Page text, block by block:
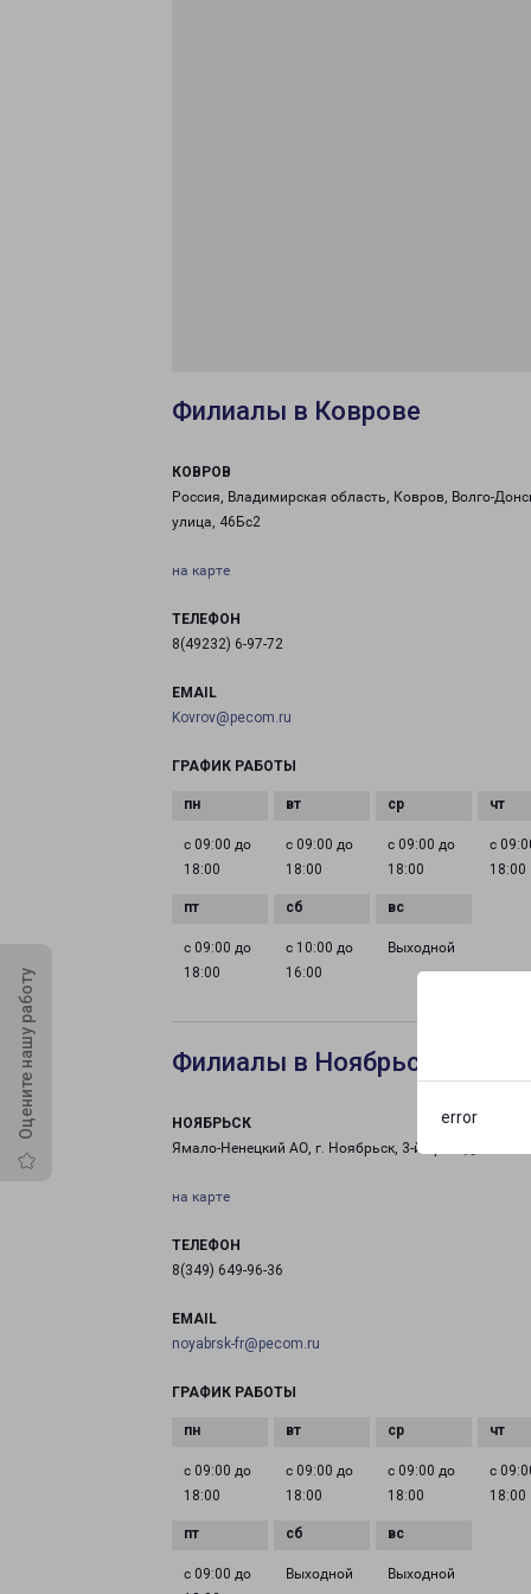
error
Оцените нашу работу
Филиалы в Коврове
КОВРОВ
Россия, Владимирская область, Ковров, Волго-
улица, 46Бс2
на карте
ТЕЛЕФОН
8(49232) 6-97-72
EMAIL
Kovrov@pecom.ru
ГРАФИК РАБОТЫ
с 09:00 до
18:00
с 09:00 до
18:00
с 09:00 до
18:00
с
18:00
с 09:00 до
18:00
с 10:00 до
16:00
Выходной
Филиалы в Ноябрьске
НОЯБРЬСК
Ямало-Ненецкий АО, г. Ноябрьск, 3-й проезд, 10
на карте
ТЕЛЕФОН
8(349) 649-96-36
EMAIL
noyabrsk-fr@pecom.ru
ГРАФИК РАБОТЫ
с 09:00 до
18:00
с 09:00 до
18:00
с 09:00 до
18:00
с
18:00
с 09:00 до
Выходной Выходной